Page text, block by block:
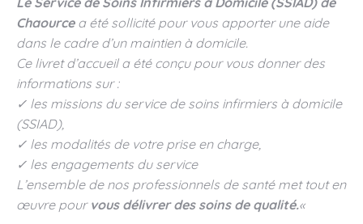
Chaourcea été sollicité pour vous apporter une aide
dans le cadre d’un maintien à domicile.
Ce livret d’accueil a été conçu pour vous donner des
informations sur :
✓ les missions du service de soins infirmiers à domicile
(SSIAD),
✓ les modalités de votre prise en charge,
✓ les engagements du service
L’ensemble de nos professionnels de santé met tout en
œuvre pour vous délivrerdes soins de qualité.«